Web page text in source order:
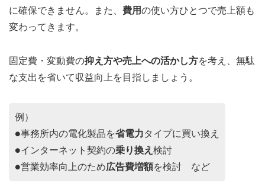
に確保できません。また、 費用の使い方ひとつで売上額も
変わってきます。
固定費・変動費の抑え方や売上への活かし方を考え、無駄
な支出を省いて収益向上を目指しましょう。
例）
●事務所内の電化製品を省電力タイプに買い換え
●インターネット契約の乗り換え 検討
●営業効率向上のため広告費増額を検討 など